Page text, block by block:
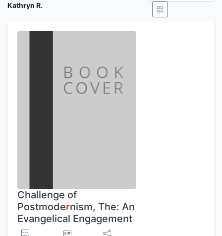
Kathryn R.
Challenge of
Postmodernism, The: An
Evangelical Engagement